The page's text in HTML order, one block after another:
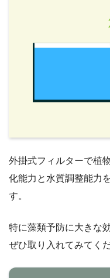
外掛式フィルターで植
化能力と水質調整能力
す。
特に藻類予防に大きな
ぜひ取り入れてみてくだ